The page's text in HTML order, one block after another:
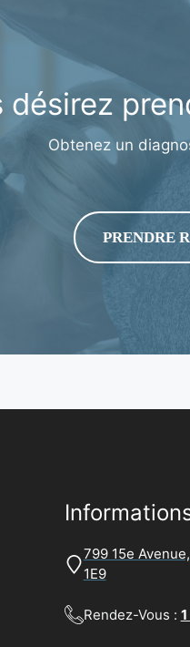
désirez
Obtenez un
PRENDRE
799 15e
1E9
Rendez-Vous :